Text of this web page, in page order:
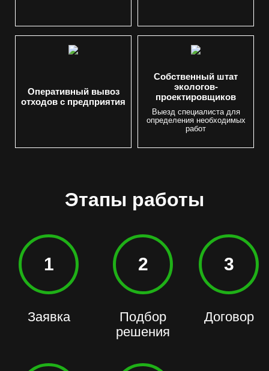
Оперативный вывоз
отходов с предприятия
Собственный штат
экологов-
проектировщиков
Выезд специалиста для
определения необходимых
работ
Этапы работы
1
Заявка
2
Подбор
решения
3
Договор